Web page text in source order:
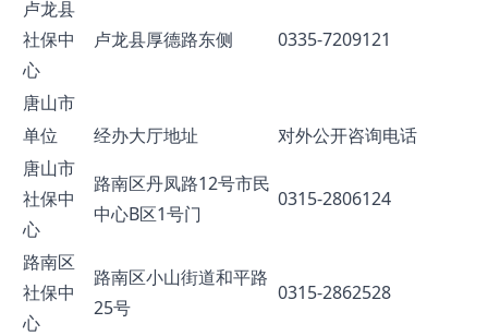
卢龙县
社保中
心
卢龙县厚德路东侧 0335-7209121
唐山市
单位
经办大厅地址
对外公开咨询电话
唐山市
社保中
心
路南区丹凤路12号市民
中心B区1号门
0315-2806124
路南区
社保中
心
路南区小山街道和平路
25号
0315-2862528